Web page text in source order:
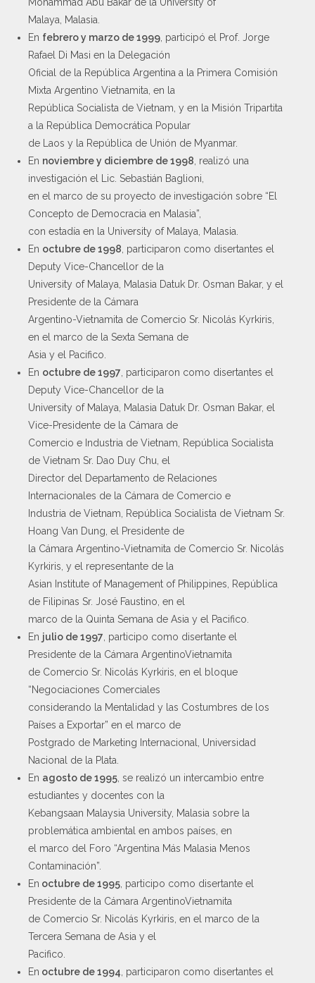
Malaya, Malasia.
En febrero y marzo de 1999 , participó el Prof. Jorge
Rafael Di Masi en la Delegación
Oficial de la República Argentina a la Primera Comisión
Mixta Argentino Vietnamita, en la
República Socialista de Vietnam, y en la Misión Tripartita
a la República Democrática Popular
de Laos y la República de Unión de Myanmar.
En noviembre y diciembre de 1998 , realizó una
investigación el Lic. Sebastián Baglioni,
en el marco de su proyecto de investigación sobre “El
Concepto de Democracia en Malasia”,
con estadía en la University of Malaya, Malasia.
En octubre de 1998 , participaron como disertantes el
Deputy Vice-Chancellor de la
University of Malaya, Malasia Datuk Dr. Osman Bakar, y el
Presidente de la Cámara
Argentino-Vietnamita de Comercio Sr. Nicolás Kyrkiris,
en el marco de la Sexta Semana de
Asia y el Pacifico.
En octubre de 1997 , participaron como disertantes el
Deputy Vice-Chancellor de la
University of Malaya, Malasia Datuk Dr. Osman Bakar, el
Vice-Presidente de la Cámara de
Comercio e Industria de Vietnam, República Socialista
de Vietnam Sr. Dao Duy Chu, el
Director del Departamento de Relaciones
Internacionales de la Cámara de Comercio e
Industria de Vietnam, República Socialista de Vietnam Sr.
Hoang Van Dung, el Presidente de
la Cámara Argentino-Vietnamita de Comercio Sr. Nicolás
Kyrkiris, y el representante de la
Asian Institute of Management of Philippines, República
de Filipinas Sr. José Faustino, en el
marco de la Quinta Semana de Asia y el Pacifico.
En julio de 1997 , participo como disertante el
Presidente de la Cámara ArgentinoVietnamita
de Comercio Sr. Nicolás Kyrkiris, en el bloque
“Negociaciones Comerciales
considerando la Mentalidad y las Costumbres de los
Países a Exportar” en el marco de
Postgrado de Marketing Internacional, Universidad
Nacional de la Plata.
En agosto de 1995 , se realizó un intercambio entre
estudiantes y docentes con la
Kebangsaan Malaysia University, Malasia sobre la
problemática ambiental en ambos países, en
el marco del Foro “Argentina Más Malasia Menos
Contaminación”.
En octubre de 1995 , participo como disertante el
Presidente de la Cámara ArgentinoVietnamita
de Comercio Sr. Nicolás Kyrkiris, en el marco de la
Tercera Semana de Asia y el
Pacifico.
En octubre de 1994 , participaron como disertantes el